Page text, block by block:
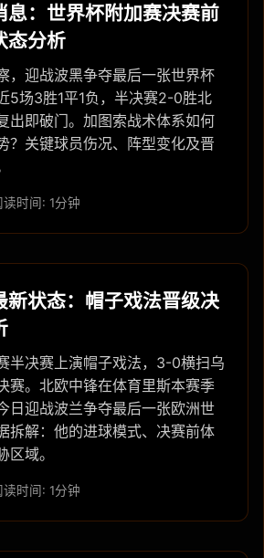
息：世界杯附加赛决赛前
态分析
，迎战波黑争夺最后一张世界杯
5场3胜1平1负，半决赛2-0胜北
出即破门。加图索战术体系如何
？关键球员伤况、阵型变化及晋
读时间: 1分钟
新状态：帽子戏法晋级决
半决赛上演帽子戏法，3-0横扫乌
赛。北欧中锋在体育里斯本赛季
日迎战波兰争夺最后一张欧洲世
拆解：他的进球模式、决赛前体
域。
读时间: 1分钟